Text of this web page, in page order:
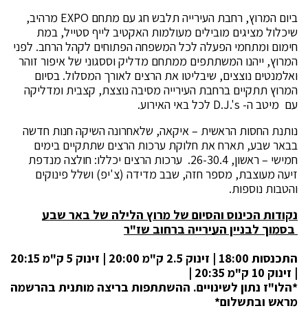
ביום המרוץ, רחבת העירייה תלבש חג עם מתחם EXPO מרהיב,
שיכלול מציגים מובילים מעולמות האקטיב לייף סטייל, במת
חימום ומתחמי הפעלה לכל המשפחה הפתוחים לקהל הרחב. לפני
המרוץ, ייהנו המשתתפים ממתחם מדליק וססגוני של איפור זוהר
ואלמנטים נוצצים, שיבליטו את הרצים לאורך המסלול. בסיום
המרוץ תתקיים ברחבת העירייה מסיבה נוצצת, קצבית ומדליקה
עם מיטב ה- D.J.'s לכל באי האירוע.
נותנת החסות הראשית – איקאה, שלאחרונה השיקה חנות חדשה
בבאר שבע, תארח את חלוקת ערכות הרצים שתתקיים בימים
חמישי – ראשון, 26-30.4. ערכות הרצים יכללו: חולצה מנדפת
זיעה מעוצבת, מספר חזה, שבב מדידה (צ'יפ) ושלל פינוקים
והטבות נוספות.
נקודות הכינוס והסיום של מרוץ הלילה של באר שבע
בסמוך לבניין העירייה ברחוב שז"ר
התכנסות 18:00 | זינוק 2.5 ק"מ 20:00 | זינוק 5 ק"מ 20:15
| זינוק 10 ק"מ 20:35 |
*הלו"ז נתון לשינויים. ההשתתפות בריצה מותנית בהרשמה
מראש ובתשלום*